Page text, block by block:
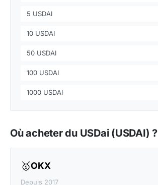
5 USDAI
10 USDAI
50 USDAI
100 USDAI
1000 USDAI
Où acheter du USDai (USDAI) ?
🥇OKX
Depuis 2017